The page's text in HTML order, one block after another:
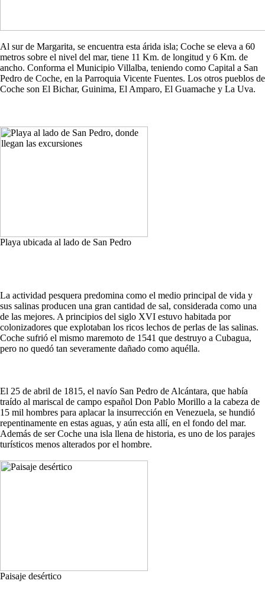
Al sur de Margarita, se encuentra esta árida isla; Coche se eleva a 60
metros sobre el nivel del mar, tiene 11 Km. de longitud y 6 Km. de
ancho. Conforma el Municipio Villalba, teniendo como Capital a San
Pedro de Coche, en la Parroquia Vicente Fuentes. Los otros pueblos de
Coche son El Bichar, Guinima, El Amparo, El Guamache y La Uva.
Playa ubicada al lado de San Pedro
La actividad pesquera predomina como el medio principal de vida y
sus salinas producen una gran cantidad de sal, considerada como una
de las mejores. A principios del siglo XVI estuvo habitada por
colonizadores que explotaban los ricos lechos de perlas de las salinas.
Coche sufrió el mismo maremoto de 1541 que destruyo a Cubagua,
pero no quedó tan severamente dañado como aquélla.
El 25 de abril de 1815, el navío San Pedro de Alcántara, que había
traído al mariscal de campo español Don Pablo Morillo a la cabeza de
15 mil hombres para aplacar la insurrección en Venezuela, se hundió
repentinamente en estas aguas, y aún esta allí, en el fondo del mar.
Además de ser Coche una isla llena de historia, es uno de los parajes
turísticos menos alterados por el hombre.
Paisaje desértico